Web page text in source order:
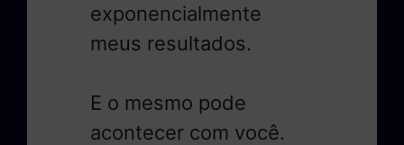
exponencialmente
meus resultados.
E o mesmo pode
acontecer com você.